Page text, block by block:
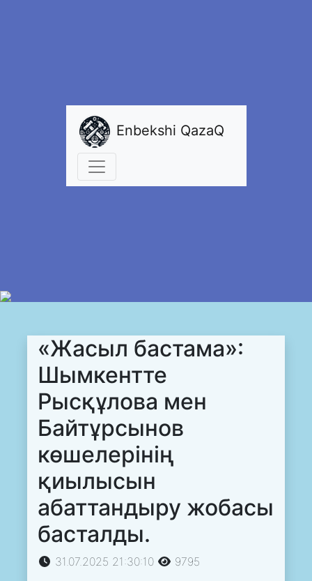
Enbekshi QazaQ
«Жасыл бастама»:
Шымкентте
Рысқұлова мен
Байтұрсынов
көшелерінің
қиылысын
абаттандыру жобасы
басталды.
31.07.2025 21:30:10 9795